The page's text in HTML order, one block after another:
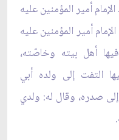
أمير المؤمنين عليه
أمير المؤمنين عليه
أهل بيته وخاصّته،
التفت إلى ولده أبي
صدره، وقال له: ولدي